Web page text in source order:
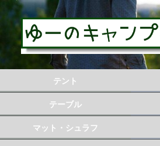
テント
テーブル
マット・シュラフ